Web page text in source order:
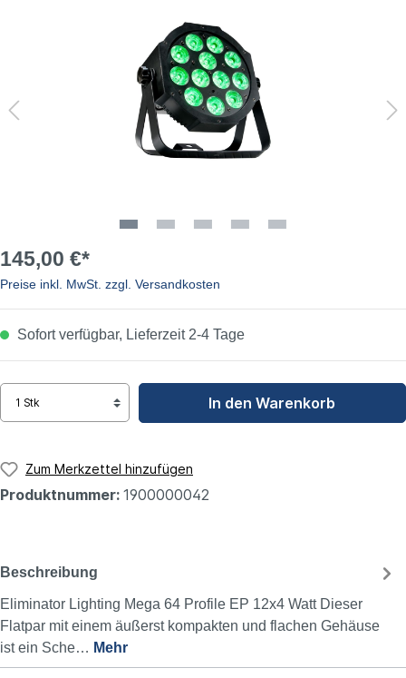
145,00 €*
Preise inkl. MwSt. zzgl. Versandkosten
Sofort verfügbar, Lieferzeit 2-4 Tage
In den Warenkorb
Zum Merkzettel hinzufügen
Produktnummer: 1900000042
Beschreibung
Eliminator Lighting Mega 64 Profile EP 12x4 Watt Dieser
Flatpar mit einem äußerst kompakten und flachen Gehäuse
ist ein Sche… Mehr